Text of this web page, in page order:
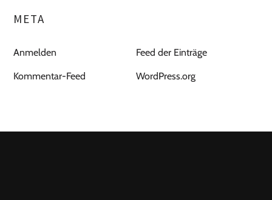
META
Anmelden Feed der Einträge
Kommentar-Feed WordPress.org